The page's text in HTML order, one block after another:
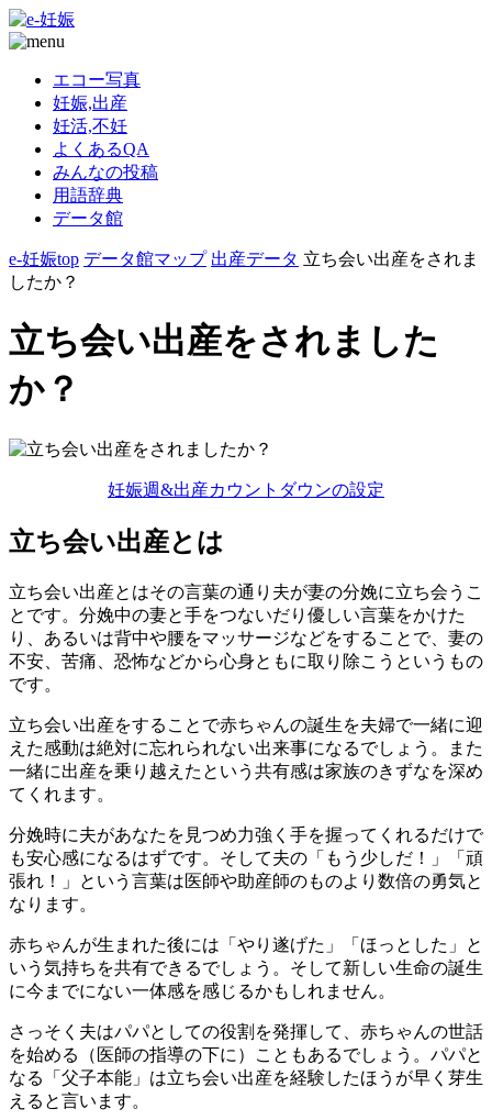
エコー写真
妊娠,出産
妊活,不妊
よくあるQA
みんなの投稿
用語辞典
データ館
e-妊娠top データ館マップ 出産データ 立ち会い出産をされま
したか？
立ち会い出産をされました
か？
妊娠週&出産カウントダウンの設定
立ち会い出産とは
立ち会い出産とはその言葉の通り夫が妻の分娩に立ち会うこ
とです。分娩中の妻と手をつないだり優しい言葉をかけた
り、あるいは背中や腰をマッサージなどをすることで、妻の
不安、苦痛、恐怖などから心身ともに取り除こうというもの
です。
立ち会い出産をすることで赤ちゃんの誕生を夫婦で一緒に迎
えた感動は絶対に忘れられない出来事になるでしょう。
また
一緒に出産を乗り越えたという共有感は家族のきずなを深め
てくれます。
分娩時に夫があなたを見つめ力強く手を握ってくれるだけで
も安心感になるはずです。そして夫の「もう少しだ！」「頑
張れ！」という言葉は医師や助産師のものより数倍の勇気と
なります。
赤ちゃんが生まれた後には「やり遂げた」「ほっとした」と
いう気持ちを共有できるでしょう。そして新しい生命の誕生
に今までにない一体感を感じるかもしれません。
さっそく夫はパパとしての役割を発揮して、赤ちゃんの世話
を始める（医師の指導の下に）こともあるでしょう。パパと
なる「父子本能」は立ち会い出産を経験したほうが早く芽生
えると言います。